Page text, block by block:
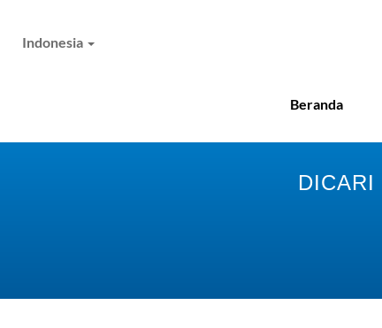
Beranda
Indonesia